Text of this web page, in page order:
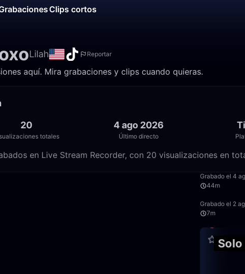
Clips cortos
Lilah Reportar
aquí. Mira grabaciones y clips cuando quieras.
20
totales
4 ago 2026
Último directo
en Live Stream Recorder, con 20 visualizaciones en
Grabado el 4
44m
Grabado el 2
7m